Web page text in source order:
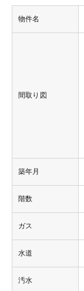
物件名
間取り図
築年月
階数
ガス
水道
汚水